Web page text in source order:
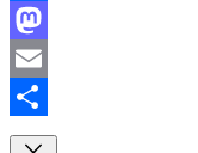
Facebook
Mastodon
Email
Compartir